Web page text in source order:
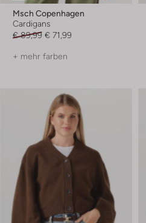
Msch Copenhagen
Cardigans
€ 89,99 € 71,99
+ mehr farben